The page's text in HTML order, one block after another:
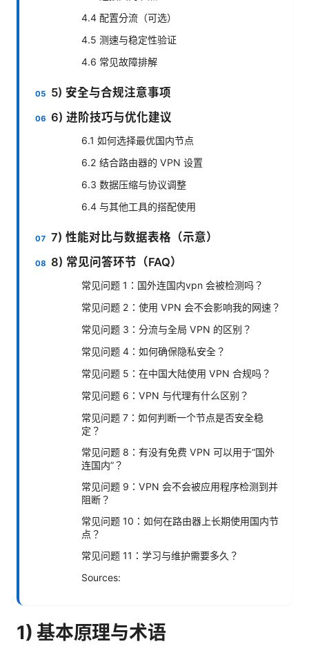
4.4 配置分流（可选）
4.5 测速与稳定性验证
4.6 常见故障排解
5) 安全与合规注意事项
6) 进阶技巧与优化建议
6.1 如何选择最优国内节点
6.2 结合路由器的 VPN 设置
6.3 数据压缩与协议调整
6.4 与其他工具的搭配使用
7) 性能对比与数据表格（示意）
8) 常见问答环节（FAQ）
常见问题 1：国外连国内vpn 会被检测吗？
常见问题 2：使用 VPN 会不会影响我的网速？
常见问题 3：分流与全局 VPN 的区别？
常见问题 4：如何确保隐私安全？
常见问题 5：在中国大陆使用 VPN 合规吗？
常见问题 6：VPN 与代理有什么区别？
常见问题 7：如何判断一个节点是否安全稳
定？
常见问题 8：有没有免费 VPN 可以用于“国外
连国内”？
常见问题 9：VPN 会不会被应用程序检测到并
阻断？
常见问题 10：如何在路由器上长期使用国内节
点？
常见问题 11：学习与维护需要多久？
Sources:
1) 基本原理与术语